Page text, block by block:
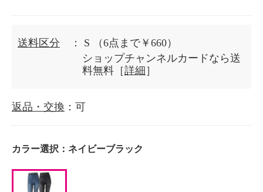
送料区分 ： S
（6点まで￥660）
ショップチャンネルカードなら送
料無料［詳細 ］
返品・交換 ：可
カラー選択： ネイビーブラック